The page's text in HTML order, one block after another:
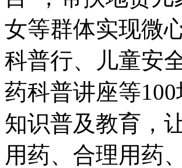
女等群体实现微
科普行、儿童安
药科普讲座等
知识普及教育，
用药、合理用药